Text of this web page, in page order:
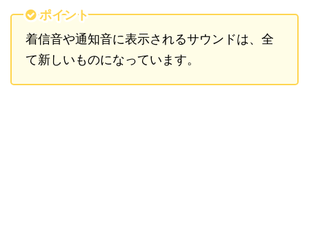
ポイント
着信音や通知音に表示されるサウンドは、全
て新しいものになっています。